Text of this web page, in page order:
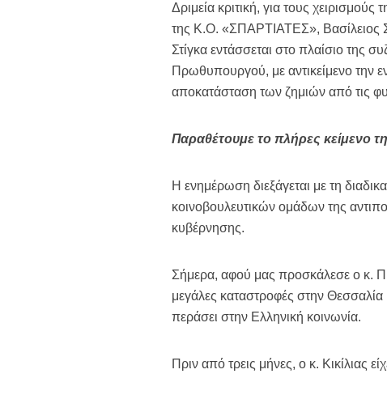
Δριμεία κριτική, για τους
της Κ.Ο. «ΣΠΑΡΤΙΑΤΕΣ», Βασίλειος
Στίγκα εντάσσεται στο πλαίσιο της
Πρωθυπουργού, με αντικείμενο την
αποκατάσταση των ζημιών από τις
Παραθέτουμε το πλήρες κείμενο
Η ενημέρωση διεξάγεται με τη
κοινοβουλευτικών ομάδων της
κυβέρνησης.
Σήμερα, αφού μας προσκάλεσε ο κ.
μεγάλες καταστροφές στην
περάσει στην Ελληνική κοινωνία.
Πριν από τρεις μήνες, ο κ. Κικίλιας